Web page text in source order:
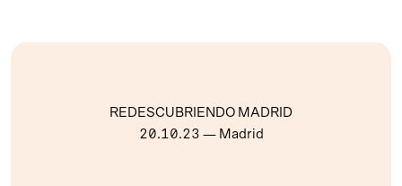
REDESCUBRIENDO MADRID
20.10.23 — Madrid